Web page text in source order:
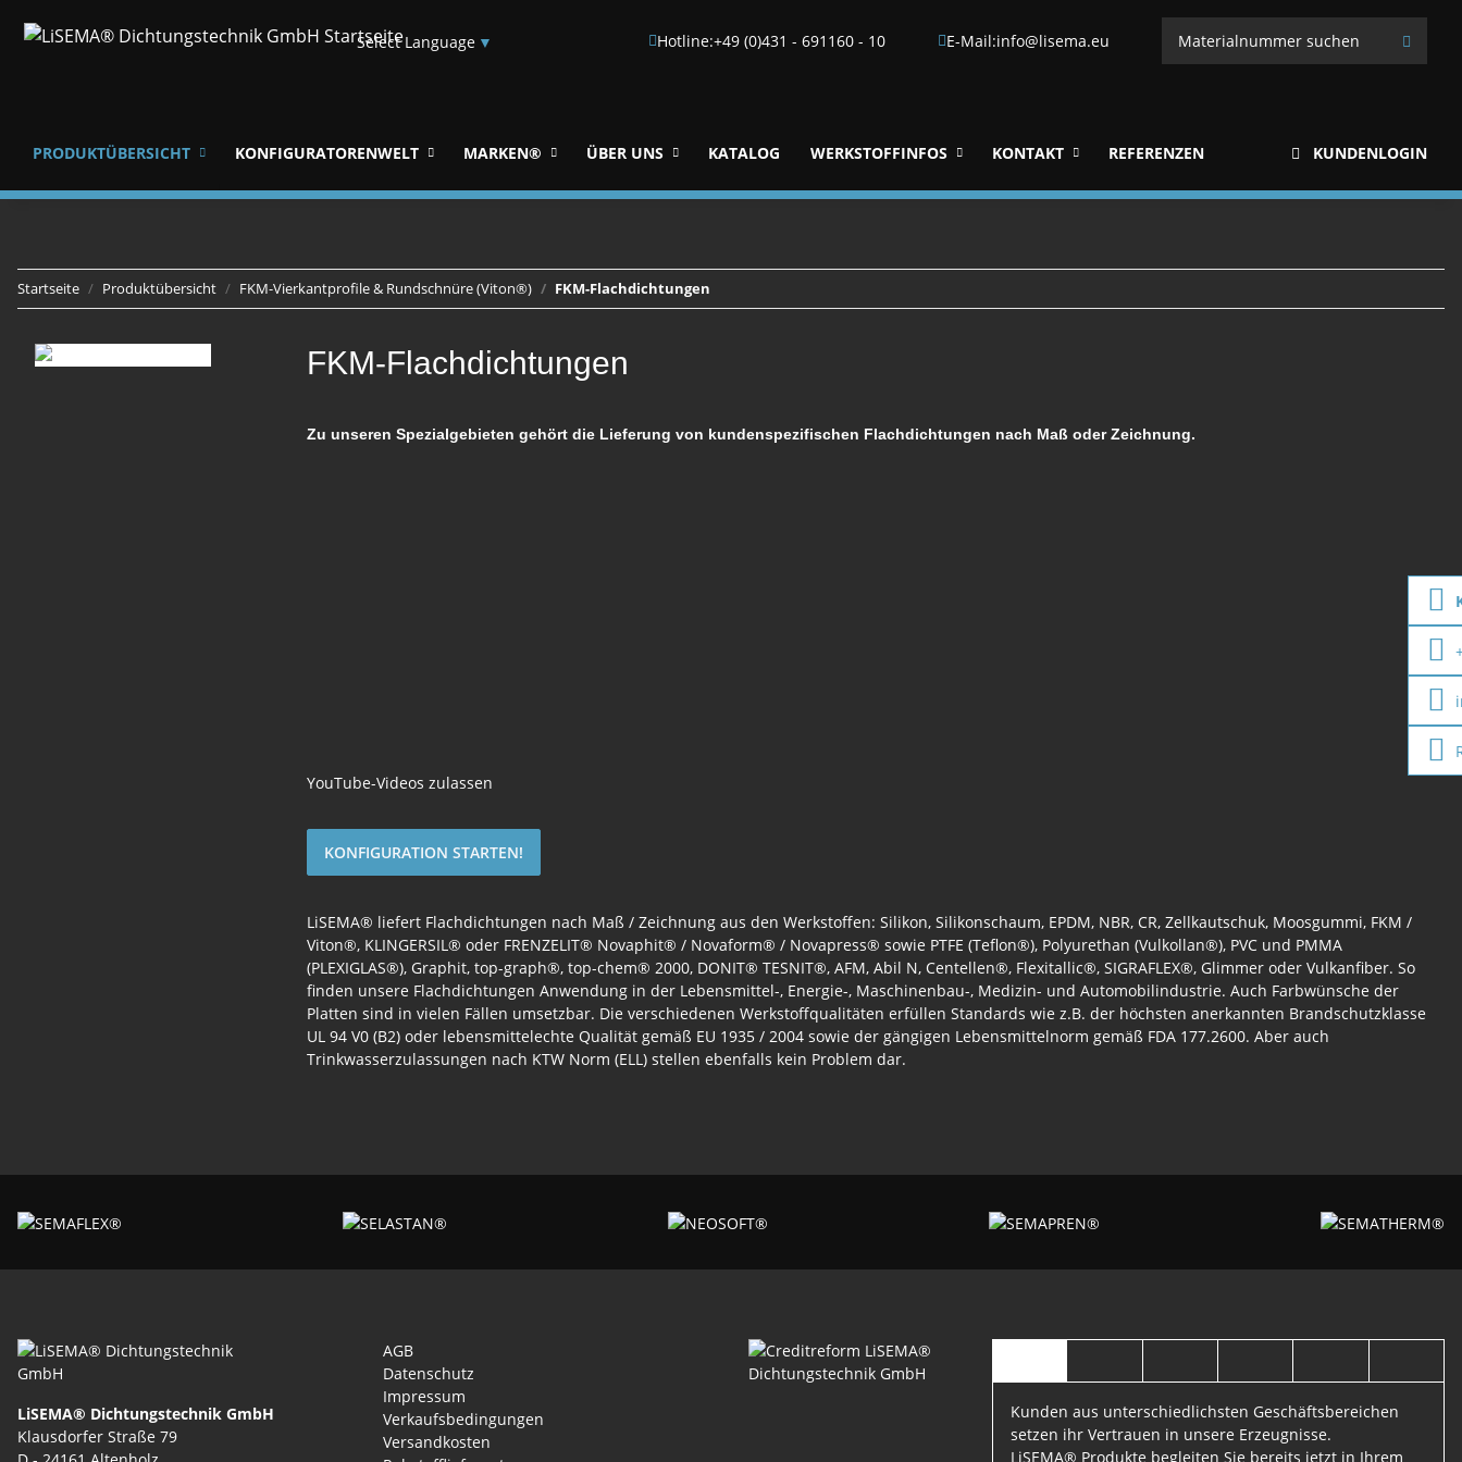
Select Language ▼ Hotline:+49 (0)431 - 691160 - 10 E-Mail:info@lisema.eu
KUNDENLOGIN
PRODUKTÜBERSICHT KONFIGURATORENWELT MARKEN® ÜBER UNS KATALOG WERKSTOFFINFOS KONTAKT REFERENZEN
Startseite Produktübersicht FKM-Vierkantprofile & Rundschnüre (Viton®) FKM-Flachdichtungen
FKM-Flachdichtungen
Zu unseren Spezialgebieten gehört die Lieferung von kundenspezifischen Flachdichtungen nach Maß oder Zeichnung.
YouTube-Videos zulassen
KONFIGURATION STARTEN!
LiSEMA® liefert Flachdichtungen nach Maß / Zeichnung aus den Werkstoffen: Silikon, Silikonschaum, EPDM, NBR, CR, Zellkautschuk, Moosgummi, FKM /
Viton®, KLINGERSIL® oder FRENZELIT® Novaphit® / Novaform® / Novapress® sowie PTFE (Teflon®), Polyurethan (Vulkollan®), PVC und PMMA
(PLEXIGLAS®), Graphit, top-graph®, top-chem® 2000, DONIT® TESNIT®, AFM, Abil N, Centellen®, Flexitallic®, SIGRAFLEX®, Glimmer oder Vulkanfiber. So
finden unsere Flachdichtungen Anwendung in der Lebensmittel-, Energie-, Maschinenbau-, Medizin- und Automobilindustrie. Auch Farbwünsche der
Platten sind in vielen Fällen umsetzbar. Die verschiedenen Werkstoffqualitäten erfüllen Standards wie z.B. der höchsten anerkannten Brandschutzklasse
UL 94 V0 (B2) oder lebensmittelechte Qualität gemäß EU 1935 / 2004 sowie der gängigen Lebensmittelnorm gemäß FDA 177.2600. Aber auch
Trinkwasserzulassungen nach KTW Norm (ELL) stellen ebenfalls kein Problem dar.
LiSEMA® Dichtungstechnik GmbH
Klausdorfer Straße 79
AGB
Datenschutz
Impressum
Verkaufsbedingungen
Versandkosten
Kunden aus unterschiedlichsten Geschäftsbereichen
setzen ihr Vertrauen in unsere Erzeugnisse.
LiSEMA® Produkte begleiten Sie bereits jetzt in Ihrem